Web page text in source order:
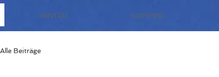
WINTER SOMMER
Alle Beiträge